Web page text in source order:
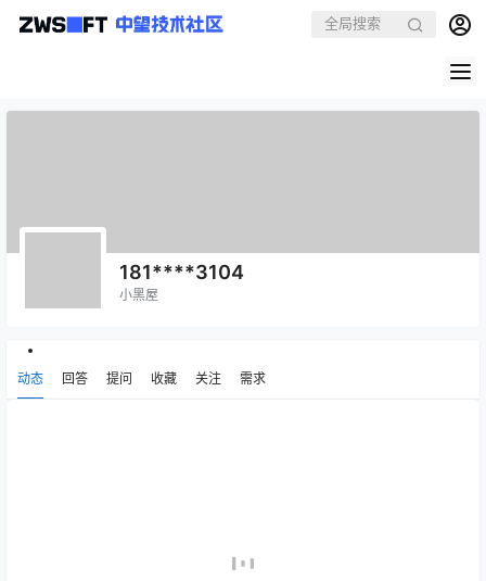
181****3104
小黑屋
动态 回答 提问 收藏 关注 需求